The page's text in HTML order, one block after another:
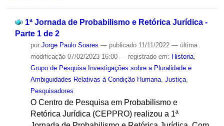
1ª Jornada de Probabilismo e Retórica Jurídica -
Parte 1 de 2
por Jorge Paulo Soares — publicado11/11/2022 — última
modificação07/02/2023 16:00 — registrado em: Historia,
Grupo de Pesquisa Investigações sobre a Pluralidade e
Ambiguidades Relativas à Condição Humana, Justiça,
Pesquisadores
O Centro de Pesquisa em Probabilismo e
Retórica Jurídica (CEPPRO) realizou a 1ª